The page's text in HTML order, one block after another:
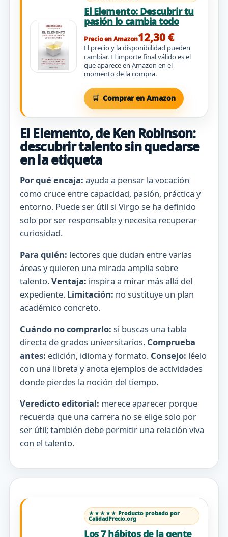
El Elemento: Descubrir tu
pasión lo cambia todo
Precio en Amazon12,30 €
El precio y la disponibilidad pueden
cambiar. El importe final válido es el
que aparece en Amazon en el
momento de la compra.
Comprar en Amazon
El Elemento, de Ken Robinson:
descubrir talento sin quedarse
en la etiqueta
Por qué encaja: ayuda a pensar la vocación
como cruce entre capacidad, pasión, práctica y
entorno. Puede ser útil si Virgo se ha definido
solo por ser responsable y necesita recuperar
curiosidad.
Para quién: lectores que dudan entre varias
áreas y quieren una mirada amplia sobre
talento.Ventaja: inspira a mirar más allá del
expediente. Limitación: no sustituye un plan
académico concreto.
Cuándo no comprarlo: si buscas una tabla
directa de grados universitarios. Comprueba
antes: edición, idioma y formato. Consejo: léelo
con una libreta y anota ejemplos de actividades
donde pierdes la noción del tiempo.
Veredicto editorial: merece aparecer porque
recuerda que una carrera no se elige solo por
ser útil; también debe permitir una relación viva
con el talento.
★★★★★ Producto probado por
CalidadPrecio.org
Los 7 hábitos de la gente